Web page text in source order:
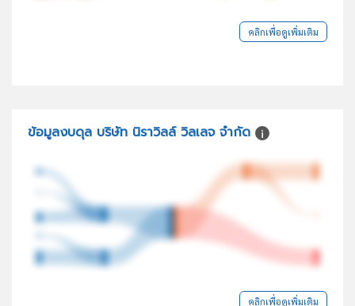
คลิกเพื่อดูเพิ่มเติม
ข้อมูลงบดุล บริษัท นิราวิลล์ วิลเลจ จำกัด
คลิกเพื่อดูเพิ่มเติม